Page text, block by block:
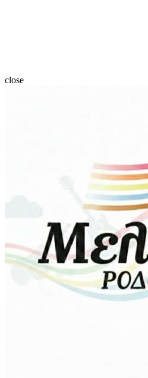
close